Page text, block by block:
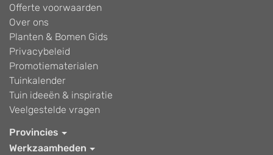
Offerte voorwaarden
Over ons
Planten & Bomen Gids
Privacybeleid
Promotiematerialen
Tuinkalender
Tuin ideeën & inspiratie
Veelgestelde vragen
Provincies
Werkzaamheden